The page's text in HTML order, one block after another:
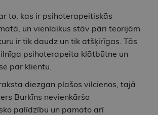
to, kas ir psihoterapeitiskās
un vienlaikus stāv pāri teorijām
ir tik daudz un tik atšķirīgas. Tās
psihoterapeita klātbūtne un
par klientu.
diezgan plašos vilcienos, tajā
Burkīns nevienkāršo
palīdzību un pamato arī